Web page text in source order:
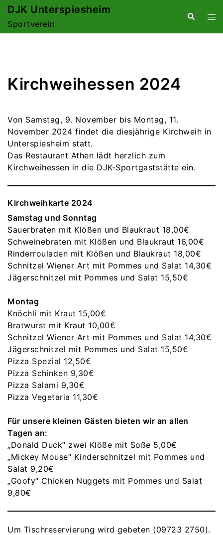
Zum
springen
DJK Unterspiesheim
Sportverein
Suche
Kirchweihessen 2024
Von Samstag, 9. November bis Montag, 11.
November 2024 findet die diesjährige Kirchweih in
Unterspiesheim statt.
Das Restaurant Athen lädt herzlich zum
Kirchweihessen in die DJK-Sportgaststätte ein.
Kirchweihkarte 2024
Samstag und Sonntag
Sauerbraten mit Klößen und Blaukraut 18,00€
Schweinebraten mit Klößen und Blaukraut 16,00€
Rinderrouladen mit Klößen und Blaukraut 18,00€
Schnitzel Wiener Art mit Pommes und Salat 14,30€
Jägerschnitzel mit Pommes und Salat 15,50€
Montag
Knöchli mit Kraut 15,00€
Bratwurst mit Kraut 10,00€
Schnitzel Wiener Art mit Pommes und Salat 14,30€
Jägerschnitzel mit Pommes und Salat 15,50€
Pizza Spezial 12,50€
Pizza Schinken 9,30€
Pizza Salami 9,30€
Pizza Vegetaria 11,30€
Für unsere kleinen Gästen bieten wir an allen
Tagen an:
„Donald Duck“ zwei Klöße mit Soße 5,00€
„Mickey Mouse“ Kinderschnitzel mit Pommes und
Salat 9,20€
„Goofy“ Chicken Nuggets mit Pommes und Salat
9,80€
Um Tischreservierung wird gebeten (09723 2750).